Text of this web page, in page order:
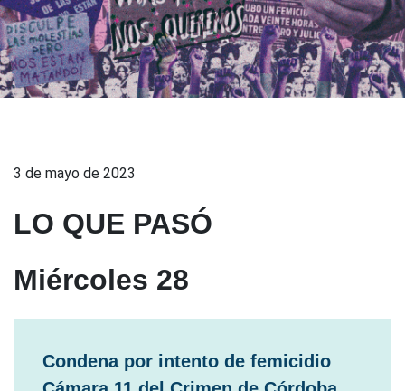
3 de mayo de 2023
LO QUE PASÓ
Miércoles 28
Condena por intento de femicidio